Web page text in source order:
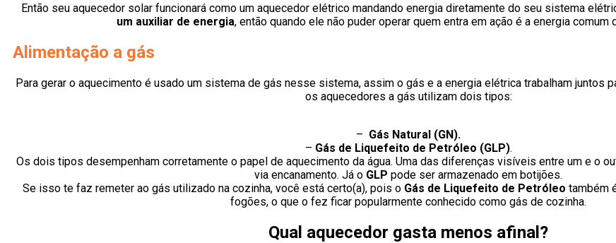
Então seu aquecedor solar funcionará como um aquecedor elétrico mandando energia diretamente do seu sistema
um auxiliar de energia, então quando ele não puder operar quem entra em ação é a energia comum
Alimentação a gás
Para gerar o aquecimento é usado um sistema de gás nesse sistema, assim o gás e a energia elétrica trabalham juntos
os aquecedores a gás utilizam dois tipos:
– Gás Natural (GN).
– Gás de Liquefeito de Petróleo (GLP).
Os dois tipos desempenham corretamente o papel de aquecimento da água. Uma das diferenças visíveis entre um e o
via encanamento. Já o GLP pode ser armazenado em botijões.
Se isso te faz remeter ao gás utilizado na cozinha, você está certo(a), pois o Gás de Liquefeito de Petróleo também
fogões, o que o fez ficar popularmente conhecido como gás de cozinha.
Qual aquecedor gasta menos afinal?